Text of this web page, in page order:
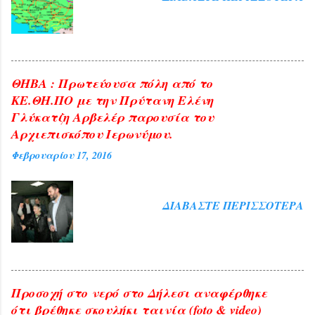
ΘΗΒΑ : Πρωτεύουσα πόλη από το
ΚΕ.ΘΗ.ΠΟ με την Πρύτανη Ελένη
Γλύκατζη Αρβελέρ παρουσία του
Αρχιεπισκόπου Ιερωνύμου.
Φεβρουαρίου 17, 2016
ΔΙΑΒΆΣΤΕ ΠΕΡΙΣΣΌΤΕΡΑ
Προσοχή στο νερό στο Δήλεσι αναφέρθηκε
ότι βρέθηκε σκουλήκι ταινία (foto & video)